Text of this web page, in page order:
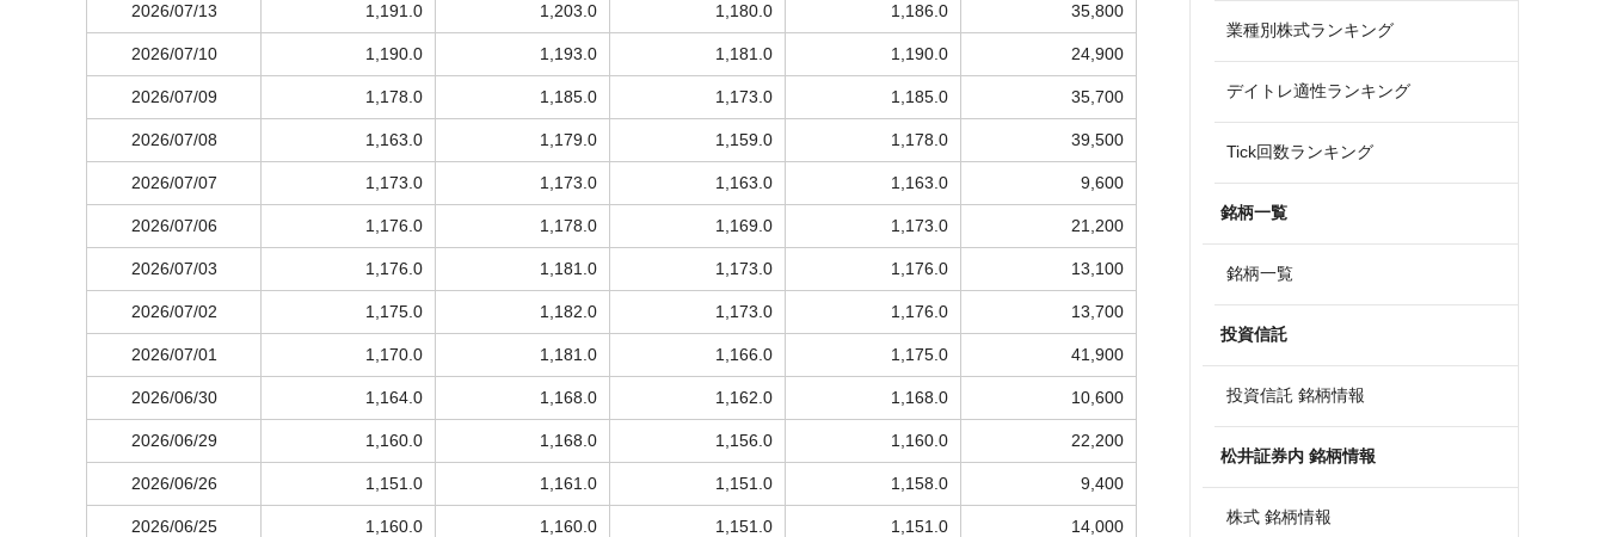
2026/07/13 1,191.0 1,203.0 1,180.0 1,186.0 35,800
2026/07/10 1,190.0 1,193.0 1,181.0 1,190.0 24,900
2026/07/09 1,178.0 1,185.0 1,173.0 1,185.0 35,700
2026/07/08 1,163.0 1,179.0 1,159.0 1,178.0 39,500
2026/07/07 1,173.0 1,173.0 1,163.0 1,163.0 9,600
2026/07/06 1,176.0 1,178.0 1,169.0 1,173.0 21,200
2026/07/03 1,176.0 1,181.0 1,173.0 1,176.0 13,100
2026/07/02 1,175.0 1,182.0 1,173.0 1,176.0 13,700
2026/07/01 1,170.0 1,181.0 1,166.0 1,175.0 41,900
2026/06/30 1,164.0 1,168.0 1,162.0 1,168.0 10,600
2026/06/29 1,160.0 1,168.0 1,156.0 1,160.0 22,200
2026/06/26 1,151.0 1,161.0 1,151.0 1,158.0 9,400
2026/06/25 1,160.0 1,160.0 1,151.0 1,151.0 14,000
業種別株式ランキング
デイトレ適性ランキング
Tick回数ランキング
銘柄一覧
銘柄一覧
投資信託
投資信託 銘柄情報
松井証券内 銘柄情報
株式 銘柄情報